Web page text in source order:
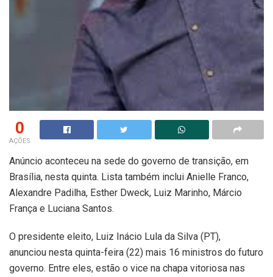
0
AÇÕES
Anúncio aconteceu na sede do governo de transição, em
Brasília, nesta quinta. Lista também inclui Anielle Franco,
Alexandre Padilha, Esther Dweck, Luiz Marinho, Márcio
França e Luciana Santos.
O presidente eleito, Luiz Inácio Lula da Silva (PT),
anunciou nesta quinta-feira (22) mais 16 ministros do futuro
governo. Entre eles, estão o vice na chapa vitoriosa nas